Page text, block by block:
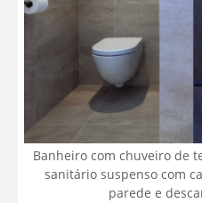
Banheiro com chuveiro de
sanitário suspenso com
parede e